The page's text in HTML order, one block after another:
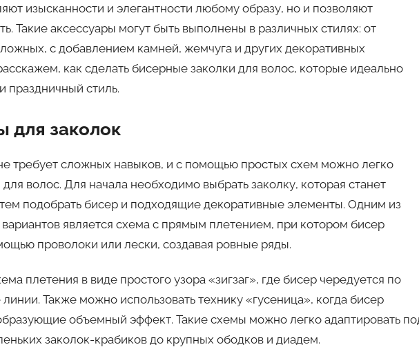
изысканности и элегантности любому образу, но и позволяют
Такие аксессуары могут быть выполнены в различных стилях: от
с добавлением камней, жемчуга и других декоративных
как сделать бисерные заколки для волос, которые идеально
праздничный стиль.
для заколок
требует сложных навыков, и с помощью простых схем можно легко
волос. Для начала необходимо выбрать заколку, которая станет
подобрать бисер и подходящие декоративные элементы. Одним из
является схема с прямым плетением, при котором бисер
проволоки или лески, создавая ровные ряды.
плетения в виде простого узора «зигзаг», где бисер чередуется по
Также можно использовать технику «гусеница», когда бисер
объемный эффект. Такие схемы можно легко адаптировать
заколок-крабиков до крупных ободков и диадем.